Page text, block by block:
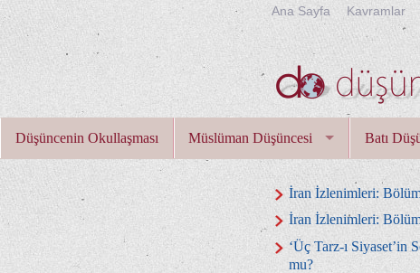
Ana Sayfa Kavramlar
Düşüncenin Okullaşması Müslüman Düşüncesi Batı
İran İzlenimleri:
İran İzlenimleri:
‘Üç Tarz-ı Siyaset’in
mu?